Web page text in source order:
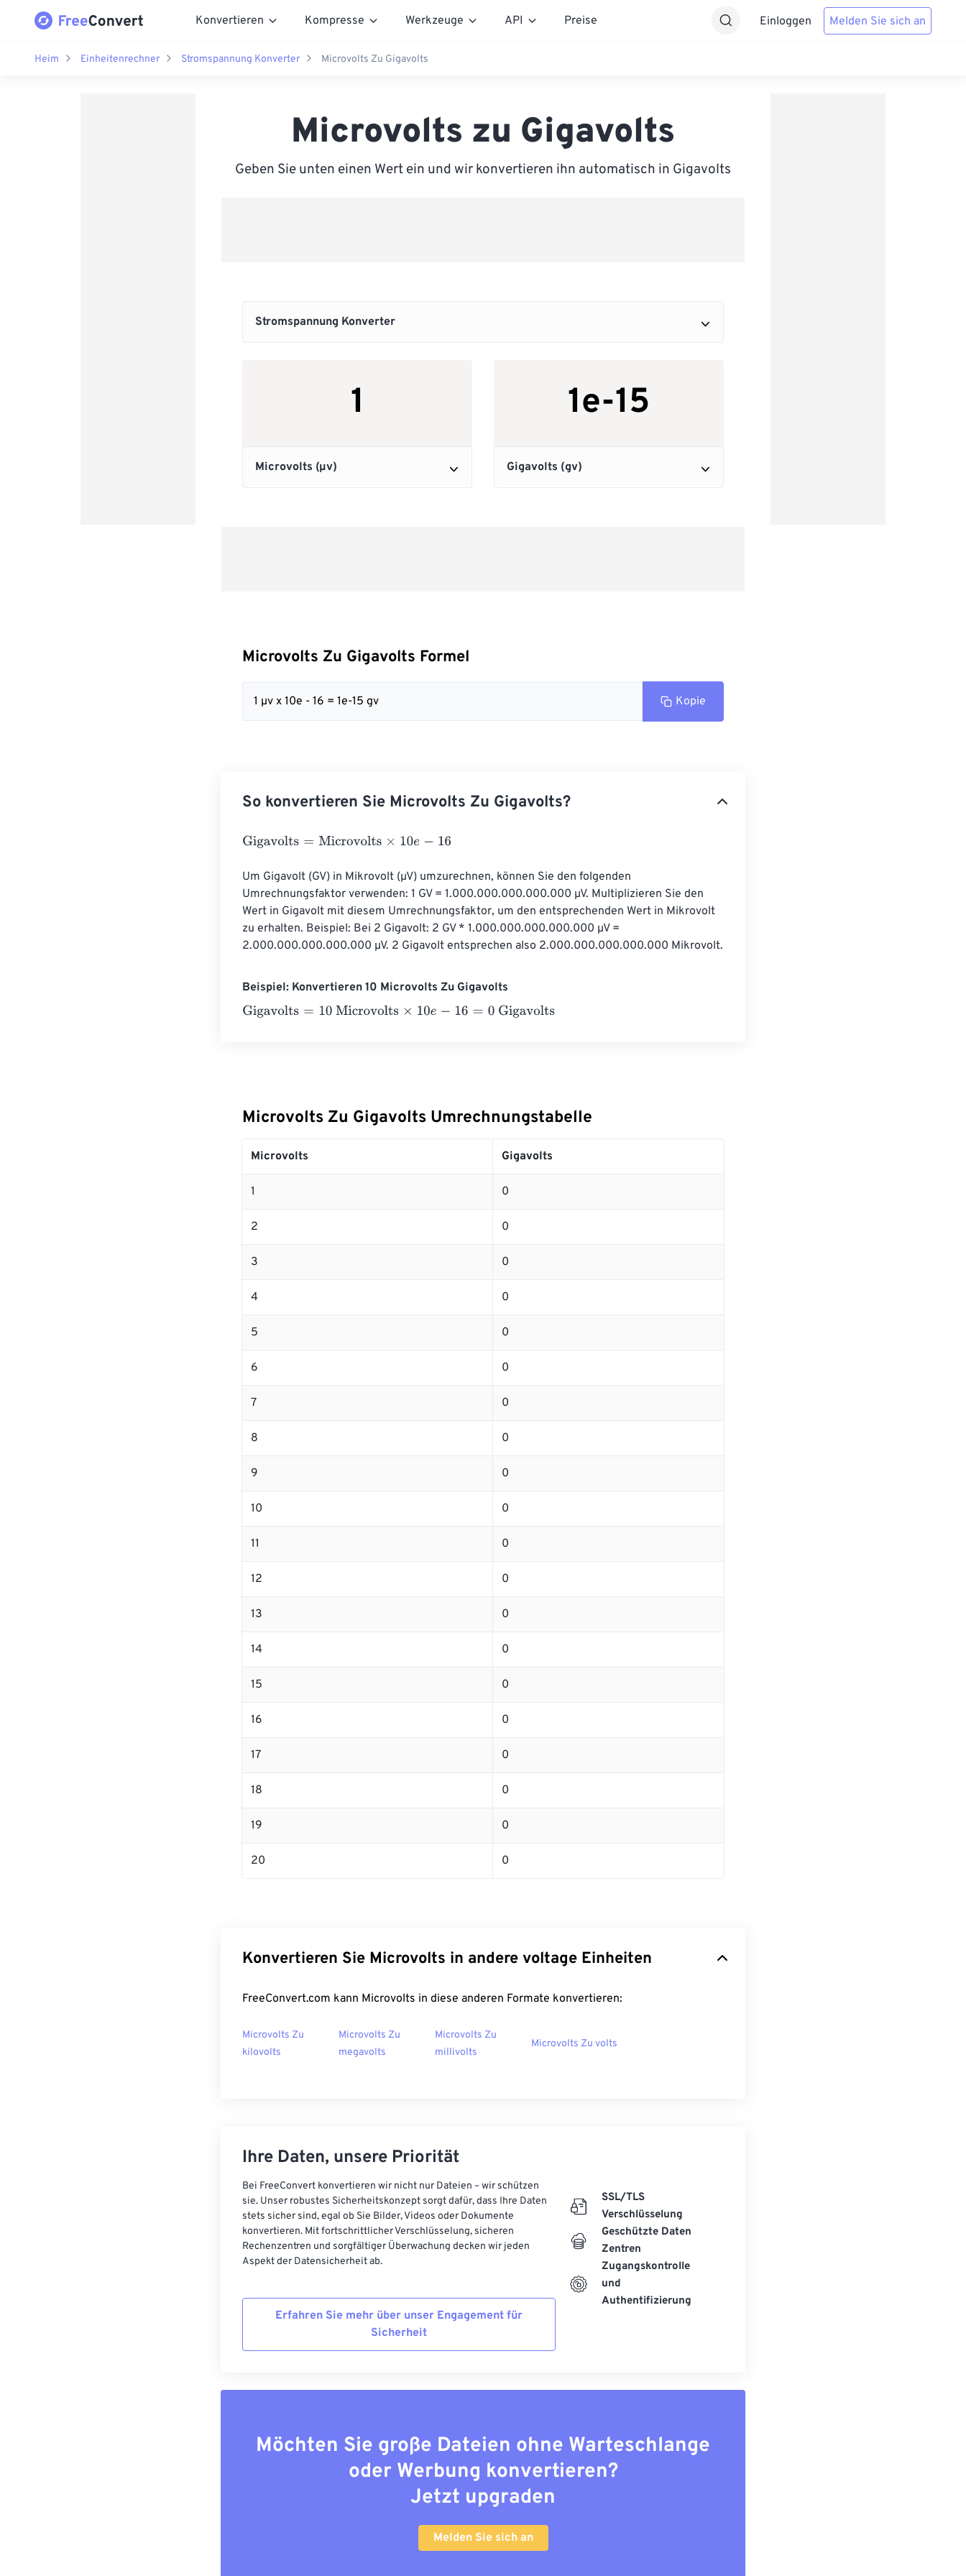
Konvertieren Kompresse Werkzeuge API Preise Einloggen Melden Sie sich an
Heim Einheitenrechner Stromspannung Konverter Microvolts Zu Gigavolts
Microvolts zu Gigavolts
Geben Sie unten einen Wert ein und wir konvertieren ihn automatisch in Gigavolts
Microvolts Zu Gigavolts Formel
1 µv x 10e - 16 = 1e-15 gv Kopie
So konvertieren Sie Microvolts Zu Gigavolts?
Gigavolts=Microvolts×10e-16
Um Gigavolt (GV) in Mikrovolt (µV) umzurechnen, können Sie den folgenden
Umrechnungsfaktor verwenden: 1 GV = 1.000.000.000.000.000 µV. Multiplizieren Sie den
Wert in Gigavolt mit diesem Umrechnungsfaktor, um den entsprechenden Wert in Mikrovolt
zu erhalten. Beispiel: Bei 2 Gigavolt: 2 GV * 1.000.000.000.000.000 µV =
2.000.000.000.000.000 µV. 2 Gigavolt entsprechen also 2.000.000.000.000.000 Mikrovolt.
Beispiel: Konvertieren 10 Microvolts Zu Gigavolts
Gigavolts=10 Microvolts×10e-16= 0 Gigavolts
Microvolts Zu Gigavolts Umrechnungstabelle
Microvolts Gigavolts
1 0
2 0
3 0
4 0
5 0
6 0
7 0
8 0
9 0
10 0
11 0
12 0
13 0
14 0
15 0
16 0
17 0
18 0
19 0
20 0
Konvertieren Sie Microvolts in andere voltage Einheiten
FreeConvert.com kann Microvolts in diese anderen Formate konvertieren:
Microvolts Zu
kilovolts
Microvolts Zu
megavolts
Microvolts Zu
millivolts
Microvolts Zu volts
Ihre Daten, unsere Priorität
Bei FreeConvert konvertieren wir nicht nur Dateien – wir schützen
sie. Unser robustes Sicherheitskonzept sorgt dafür, dass Ihre Daten
stets sicher sind, egal ob Sie Bilder, Videos oder Dokumente
konvertieren. Mit fortschrittlicher Verschlüsselung, sicheren
Rechenzentren und sorgfältiger Überwachung decken wir jeden
Aspekt der Datensicherheit ab.
Erfahren Sie mehr über unser Engagement für
Sicherheit
SSL/TLS
Verschlüsselung
Geschützte Daten
Zentren
Zugangskontrolle
und
Authentifizierung
Möchten Sie große Dateien ohne Warteschlange
oder Werbung konvertieren?
Jetzt upgraden
Melden Sie sich an